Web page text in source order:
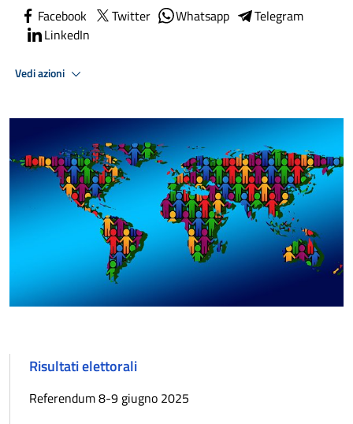
Facebook Twitter Whatsapp
Telegram
LinkedIn
Vedi azioni
Risultati elettorali
Referendum 8-9 giugno 2025